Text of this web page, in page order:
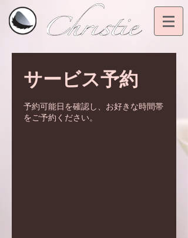
サービス予約
予約可能日を確認し、お好きな時間帯
をご予約ください。